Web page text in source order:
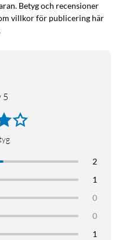
Betyg och recensioner
villkor för publicering här
5
2
1
0
0
1